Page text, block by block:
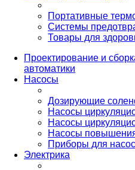
Портативные
Системы
Товары для
Проектирование и
автоматики
Насосы
Дозирующие
Насосы
Насосы
Насосы
Приборы для
Электрика